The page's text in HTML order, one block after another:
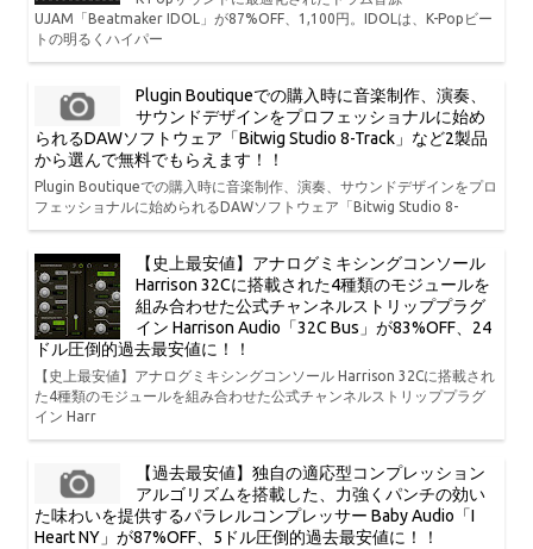
UJAM「Beatmaker IDOL」が87%OFF、1,100円。IDOLは、K-Popビー
トの明るくハイパー
Plugin Boutiqueでの購入時に音楽制作、演奏、
サウンドデザインをプロフェッショナルに始め
られるDAWソフトウェア「Bitwig Studio 8-Track」など2製品
から選んで無料でもらえます！！
Plugin Boutiqueでの購入時に音楽制作、演奏、サウンドデザインをプロ
フェッショナルに始められるDAWソフトウェア「Bitwig Studio 8-
【史上最安値】アナログミキシングコンソール
Harrison 32Cに搭載された4種類のモジュールを
組み合わせた公式チャンネルストリッププラグ
イン Harrison Audio「32C Bus」が83%OFF、24
ドル圧倒的過去最安値に！！
【史上最安値】アナログミキシングコンソール Harrison 32Cに搭載され
た4種類のモジュールを組み合わせた公式チャンネルストリッププラグ
イン Harr
【過去最安値】独自の適応型コンプレッション
アルゴリズムを搭載した、力強くパンチの効い
た味わいを提供するパラレルコンプレッサー Baby Audio「I
Heart NY」が87%OFF、5ドル圧倒的過去最安値に！！